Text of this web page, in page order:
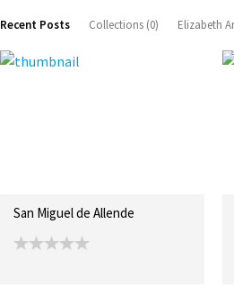
Recent Posts Collections (0) Elizabeth
San Miguel de Allende